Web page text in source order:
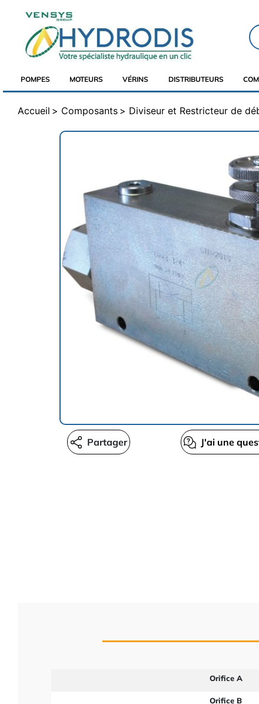
POMPES MOTEURS VÉRINS DISTRIBUTEURS
Accueil Composants Diviseur et Restricteur de
J'ai une
Partager
Orifice A
Orifice B